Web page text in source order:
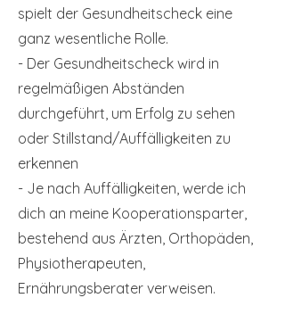
spielt der Gesundheitscheck eine
ganz wesentliche Rolle.
- Der Gesundheitscheck wird in
regelmäßigen Abständen
durchgeführt, um Erfolg zu sehen
oder Stillstand/Auffälligkeiten zu
erkennen
- Je nach Auffälligkeiten, werde ich
dich an meine Kooperationsparter,
bestehend aus Ärzten, Orthopäden,
Physiotherapeuten,
Ernährungsberater verweisen.